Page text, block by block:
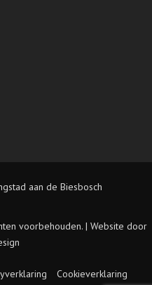
voorbehouden. | Website door
Cookieverklaring